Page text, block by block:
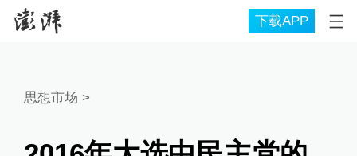
下载APP
思想市场 >